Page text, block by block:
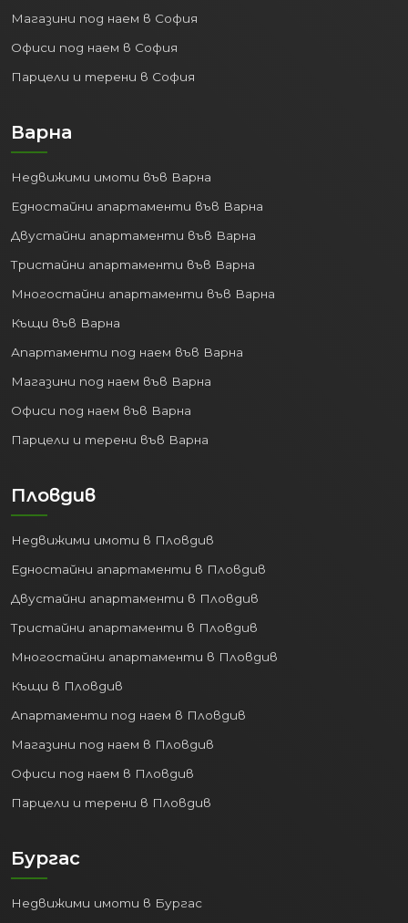
Магазини под наем в София
Офиси под наем в София
Парцели и терени в София
Варна
Недвижими имоти във Варна
Едностайни апартаменти във Варна
Двустайни апартаменти във Варна
Тристайни апартаменти във Варна
Многостайни апартаменти във Варна
Къщи във Варна
Апартаменти под наем във Варна
Магазини под наем във Варна
Офиси под наем във Варна
Парцели и терени във Варна
Пловдив
Недвижими имоти в Пловдив
Едностайни апартаменти в Пловдив
Двустайни апартаменти в Пловдив
Тристайни апартаменти в Пловдив
Многостайни апартаменти в Пловдив
Къщи в Пловдив
Апартаменти под наем в Пловдив
Магазини под наем в Пловдив
Офиси под наем в Пловдив
Парцели и терени в Пловдив
Бургас
Недвижими имоти в Бургас